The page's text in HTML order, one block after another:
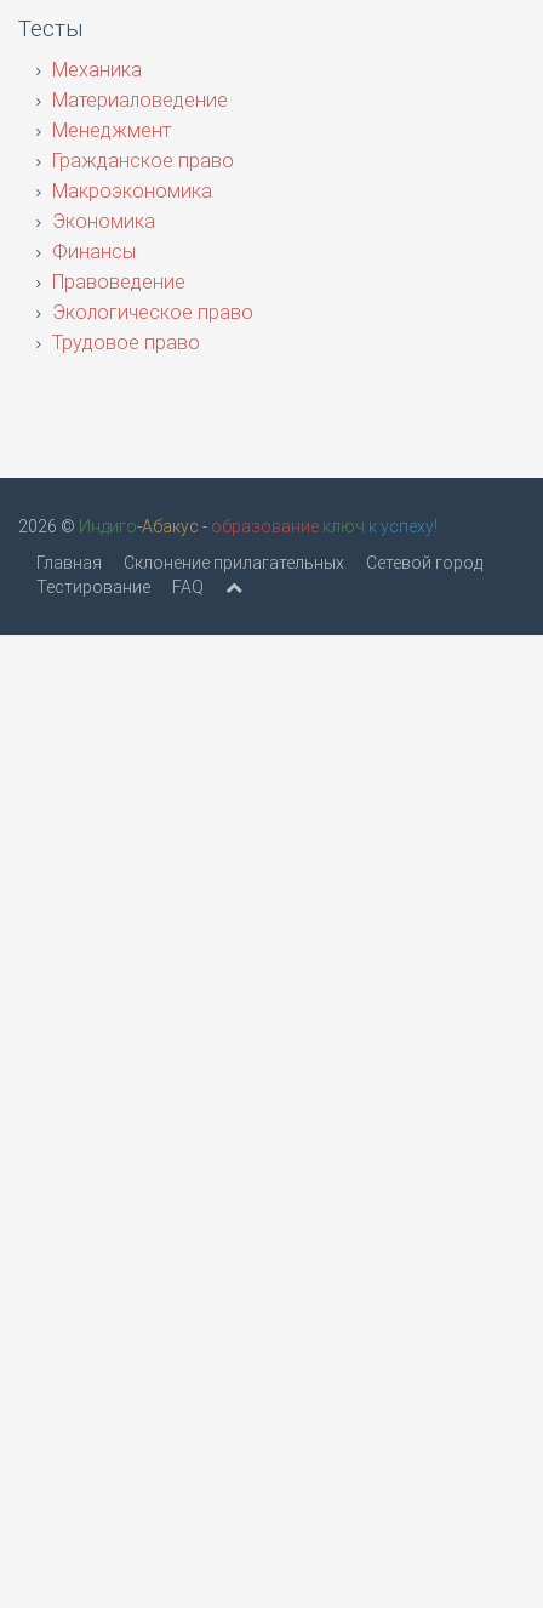
Тесты
Механика
Материаловедение
Менеджмент
Гражданское право
Макроэкономика
Экономика
Финансы
Правоведение
Экологическое право
Трудовое право
2026 © Индиго-Абакус - образование ключ к успеху!
Главная
Склонение прилагательных
Сетевой город
Тестирование
FAQ